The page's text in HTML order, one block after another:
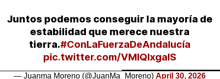
Juntos podemos conseguir la mayoría de
estabilidad que merece nuestra
tierra.#ConLaFuerzaDeAndalucía
pic.twitter.com/VMIQIxgalS
— Juanma Moreno (@JuanMa_Moreno)April 30, 2026